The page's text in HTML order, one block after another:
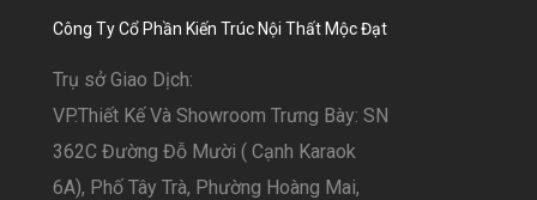
Công Ty Cổ Phần Kiến Trúc Nội Thất Mộc Đạt
Trụ sở Giao Dịch:
VP.Thiết Kế Và Showroom Trưng Bày: SN
362C Đường Đỗ Mười ( Cạnh Karaok
6A), Phố Tây Trà, Phường Hoàng Mai,